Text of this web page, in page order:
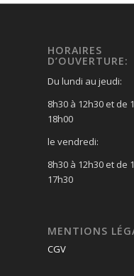
HORAIRES
D’OUVERTURE:
Du lundi au jeudi:
8h30 à 12h30 et de
18h00
le vendredi:
8h30 à 12h30 et de
17h30
MENTIONS
CGV